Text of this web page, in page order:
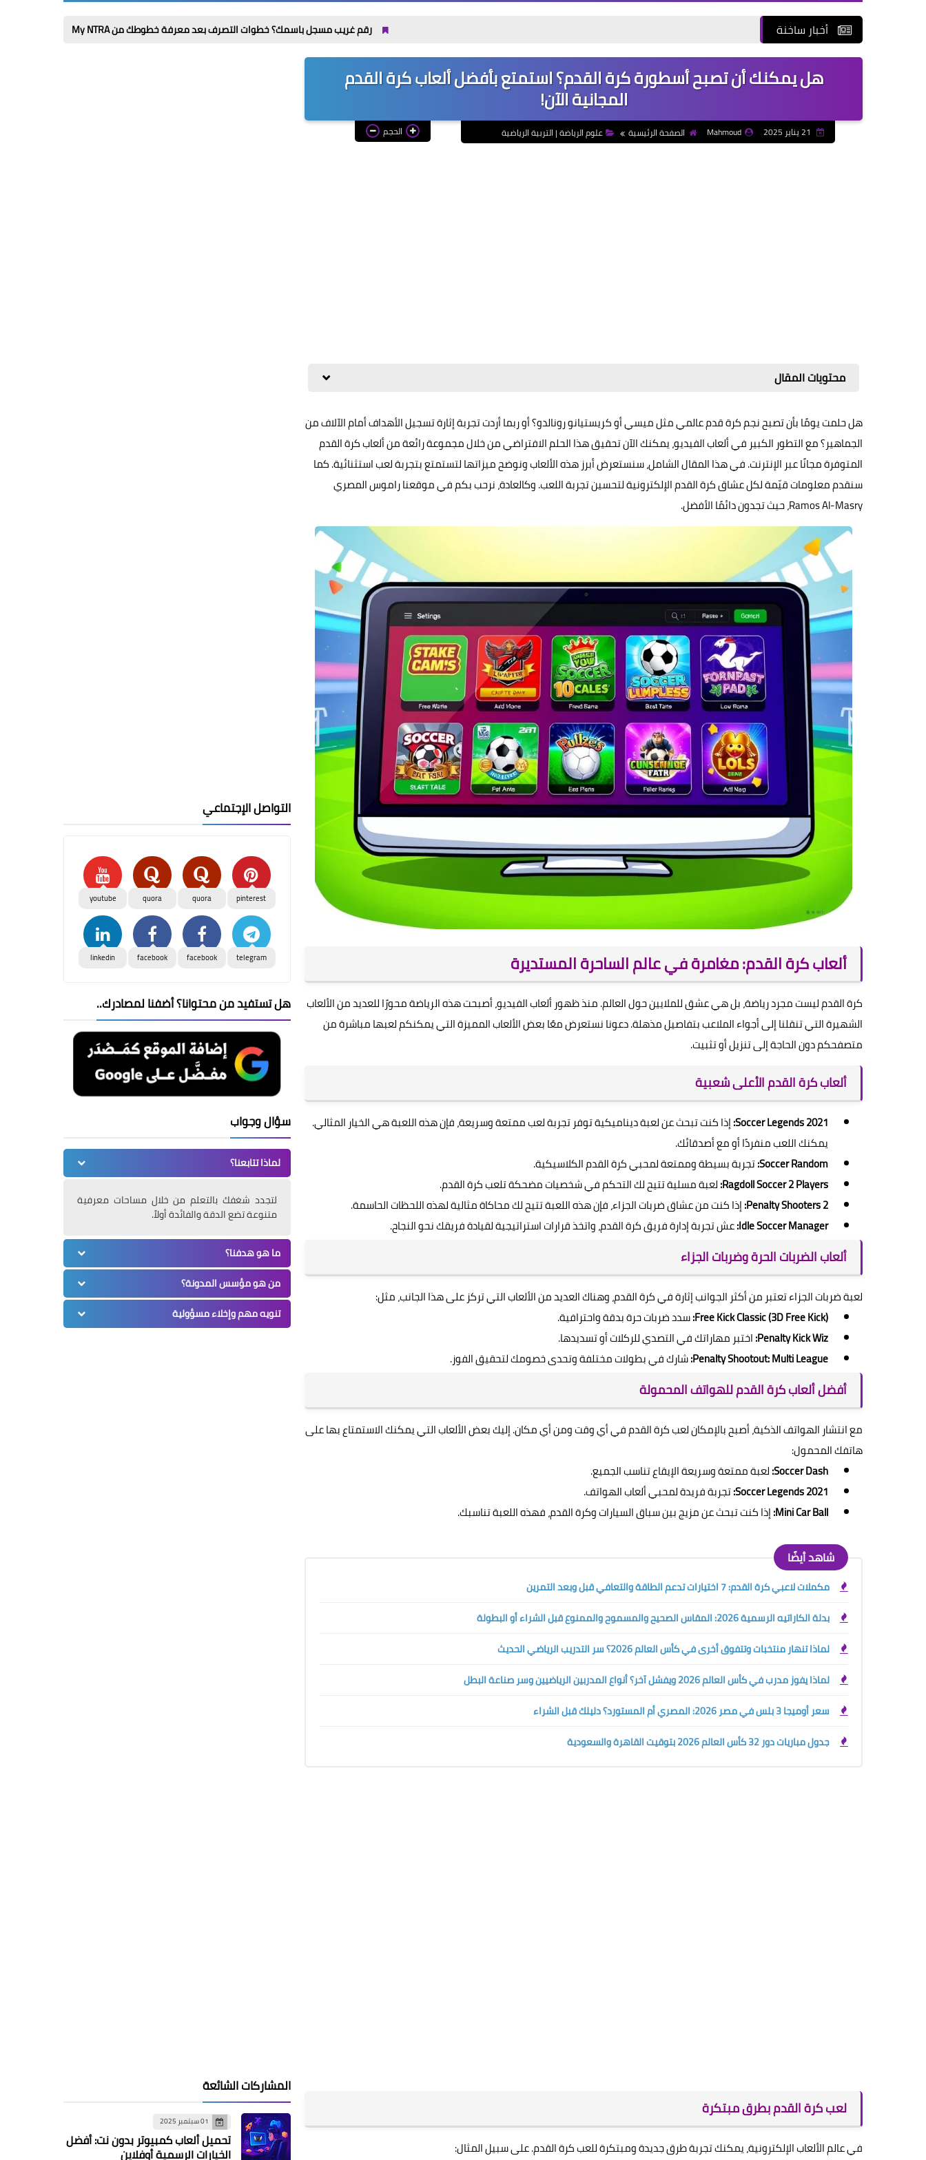
أخبار ساخنة رقم غريب مسجل باسمك؟ خطوات التصرف بعد معرفة خطوطك من My NTRA مكملات لاعبي كرة القدم: 7 اختيارات تدعم الطاقة والتعافي
هل يمكنك أن تصبح أسطورة كرة القدم؟ استمتع بأفضل ألعاب كرة القدم
المجانية الآن!
Mahmoud الصفحة الرئيسية علوم الرياضة | التربية الرياضية الحجم
محتويات المقال
هل حلمت يومًا بأن تصبح نجم كرة قدم عالمي مثل ميسي أو كريستيانو رونالدو؟ أو ربما أردت تجربة إثارة تسجيل الأهداف أمام الآلاف من
الجماهير؟ مع التطور الكبير في ألعاب الفيديو، يمكنك الآن تحقيق هذا الحلم الافتراضي من خلال مجموعة رائعة من ألعاب كرة القدم
المتوفرة مجانًا عبر الإنترنت. في هذا المقال الشامل، سنستعرض أبرز هذه الألعاب ونوضح ميزاتها لتستمتع بتجربة لعب استثنائية. كما
سنقدم معلومات قيّمة لكل عشاق كرة القدم الإلكترونية لتحسين تجربة اللعب. وكالعادة، نرحب بكم في موقعنا راموس المصري
Ramos Al-Masry، حيث تجدون دائمًا الأفضل.
ألعاب كرة القدم: مغامرة في عالم الساحرة المستديرة
كرة القدم ليست مجرد رياضة، بل هي عشق للملايين حول العالم. منذ ظهور ألعاب الفيديو، أصبحت هذه الرياضة محورًا للعديد من الألعاب
الشهيرة التي تنقلنا إلى أجواء الملاعب بتفاصيل مذهلة. دعونا نستعرض معًا بعض الألعاب المميزة التي يمكنكم لعبها مباشرة من
متصفحكم دون الحاجة إلى تنزيل أو تثبيت.
ألعاب كرة القدم الأعلى شعبية
Soccer Legends 2021: إذا كنت تبحث عن لعبة ديناميكية توفر تجربة لعب ممتعة وسريعة، فإن هذه اللعبة هي الخيار المثالي.
يمكنك اللعب منفردًا أو مع أصدقائك.
Soccer Random: تجربة بسيطة وممتعة لمحبي كرة القدم الكلاسيكية.
Ragdoll Soccer 2 Players: لعبة مسلية تتيح لك التحكم في شخصيات مضحكة تلعب كرة القدم.
Penalty Shooters 2: إذا كنت من عشاق ضربات الجزاء، فإن هذه اللعبة تتيح لك محاكاة مثالية لهذه اللحظات الحاسمة.
Idle Soccer Manager: عش تجربة إدارة فريق كرة القدم، واتخذ قرارات استراتيجية لقيادة فريقك نحو النجاح.
ألعاب الضربات الحرة وضربات الجزاء
لعبة ضربات الجزاء تعتبر من أكثر الجوانب إثارة في كرة القدم، وهناك العديد من الألعاب التي تركز على هذا الجانب، مثل:
Free Kick Classic (3D Free Kick): سدد ضربات حرة بدقة واحترافية.
Penalty Kick Wiz: اختبر مهاراتك في التصدي للركلات أو تسديدها.
Penalty Shootout: Multi League: شارك في بطولات مختلفة وتحدى خصومك لتحقيق الفوز.
أفضل ألعاب كرة القدم للهواتف المحمولة
مع انتشار الهواتف الذكية، أصبح بالإمكان لعب كرة القدم في أي وقت ومن أي مكان. إليك بعض الألعاب التي يمكنك الاستمتاع بها على
هاتفك المحمول:
Soccer Dash: لعبة ممتعة وسريعة الإيقاع تناسب الجميع.
Soccer Legends 2021: تجربة فريدة لمحبي ألعاب الهواتف.
Mini Car Ball: إذا كنت تبحث عن مزيج بين سباق السيارات وكرة القدم، فهذه اللعبة تناسبك.
شاهد أيضًا
مكملات لاعبي كرة القدم: 7 اختيارات تدعم الطاقة والتعافي قبل وبعد التمرين
بدلة الكاراتيه الرسمية 2026: المقاس الصحيح والمسموح والممنوع قبل الشراء أو البطولة
لماذا تنهار منتخبات وتتفوق أخرى في كأس العالم 2026؟ سر التدريب الرياضي الحديث
لماذا يفوز مدرب في كأس العالم 2026 ويفشل آخر؟ أنواع المدربين الرياضيين وسر صناعة البطل
سعر أوميجا 3 بلس في مصر 2026: المصري أم المستورد؟ دليلك قبل الشراء
جدول مباريات دور 32 كأس العالم 2026 بتوقيت القاهرة والسعودية
لعب كرة القدم بطرق مبتكرة
في عالم الألعاب الإلكترونية، يمكنك تجربة طرق جديدة ومبتكرة للعب كرة القدم. على سبيل المثال:
التواصل الإجتماعي
pinterest
quora
quora
youtube
telegram
facebook
facebook
linkedin
هل تستفيد من محتوانا؟ أضفنا لمصادرك..
سؤال وجواب
لماذا تتابعنا؟
لتجدد شغفك بالتعلم من خلال مساحات معرفية
متنوعة تضع الدقة والفائدة أولاً.
ما هو هدفنا؟
من هو مؤسس المدونة؟
تنويه مهم وإخلاء مسؤولية
المشاركات الشائعة
01 سبتمبر 2025
تحميل ألعاب كمبيوتر بدون نت: أفضل
الخيارات الرسمية أوفلاين